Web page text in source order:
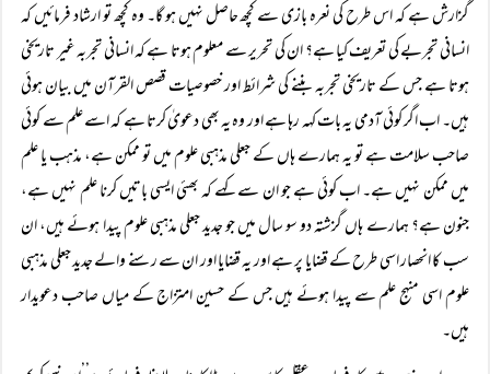
گزارش ہے کہ اس طرح کی نعرہ بازی سے کچھ حاصل نہیں ہو گا۔ وہ کچھ تو ارشاد فرمائیں کہ
انسانی تجربے کی تعریف کیا ہے؟ ان کی تحریر سے معلوم ہوتا ہے کہ انسانی تجربہ غیر تاریخی
ہوتا ہے جس کے تاریخی تجربہ بننے کی شرائط اور خصوصیات قصص القرآن میں بیان ہوئی
ہیں۔ اب اگر کوئی آدمی یہ بات کہہ رہا ہے اور وہ یہ بھی دعویٰ کرتا ہے کہ اسے علم سے کوئی
صاحب سلامت ہے تو یہ ہمارے ہاں کے جعلی مذہبی علوم میں تو ممکن ہے، مذہب یا علم
میں ممکن نہیں ہے۔ اب کوئی ہے جو ان سے کہے کہ بھئی ایسی باتیں کرنا علم نہیں ہے،
جنون ہے؟ ہمارے ہاں گزشتہ دو سو سال میں جو جدید جعلی مذہبی علوم پیدا ہوئے ہیں، ان
سب کا انحصار اسی طرح کے قضایا پر ہے اور یہ قضایا اور ان سے رسنے والے جدید جعلی مذہبی
علوم اسی منہج علم سے پیدا ہوئے ہیں جس کے حسین امتزاج کے میاں صاحب دعویدار
ہیں۔